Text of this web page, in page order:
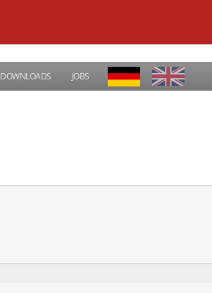
DOWNLOADS JOBS